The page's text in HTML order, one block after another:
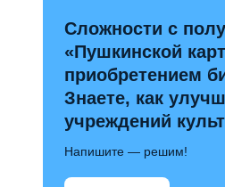
Сложности с
«Пушкинской
приобретением
Знаете, как
учреждений
Напишите — решим!